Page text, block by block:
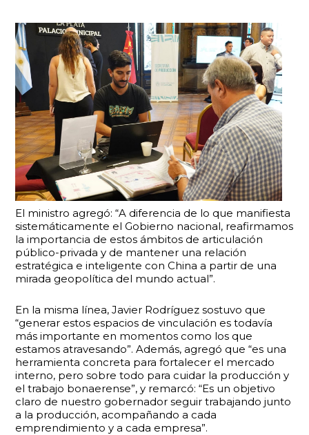
El ministro agregó: “A diferencia de lo que manifiesta
sistemáticamente el Gobierno nacional, reafirmamos
la importancia de estos ámbitos de articulación
público-privada y de mantener una relación
estratégica e inteligente con China a partir de una
mirada geopolítica del mundo actual”.
En la misma línea, Javier Rodríguez sostuvo que
“generar estos espacios de vinculación es todavía
más importante en momentos como los que
estamos atravesando”. Además, agregó que “es una
herramienta concreta para fortalecer el mercado
interno, pero sobre todo para cuidar la producción y
el trabajo bonaerense”, y remarcó: “Es un objetivo
claro de nuestro gobernador seguir trabajando junto
a la producción, acompañando a cada
emprendimiento y a cada empresa”.